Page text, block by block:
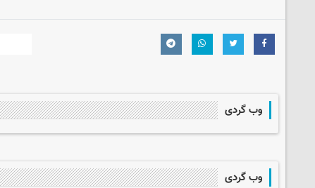
وب گردی
وب گردی